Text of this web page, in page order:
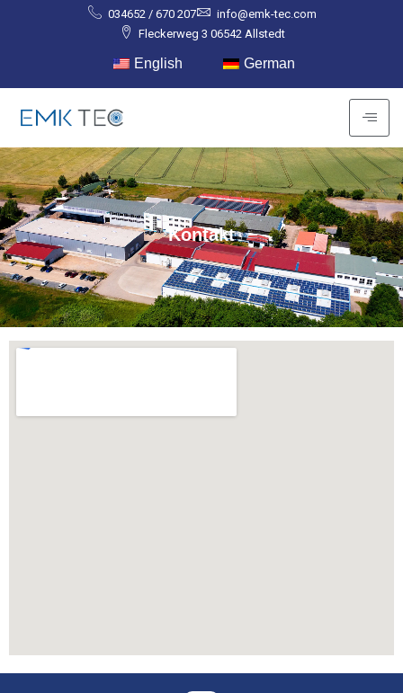
034652 / 670 207
info@emk-tec.com
Fleckerweg 3 06542 Allstedt
English German
Kontakt